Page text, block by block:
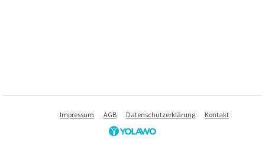
Impressum AGB Datenschutzerklärung Kontakt